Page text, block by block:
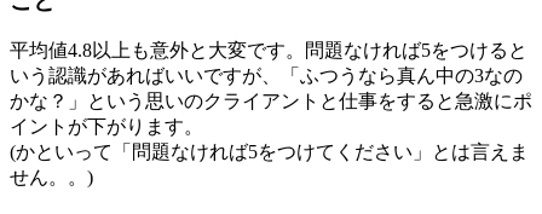
平均値4.8以上も意外と大変です。問題なければ5をつけると
いう認識があればいいですが、「ふつうなら真ん中の3なの
かな？」という思いのクライアントと仕事をすると急激にポ
イントが下がります。
(かといって「問題なければ5をつけてください」とは言えま
せん。。)